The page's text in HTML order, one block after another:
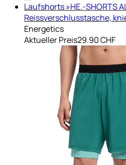
Laufshorts »HE.-SHORTS
Reissverschlusstasche,
Energetics
Aktueller Preis29.90 CHF